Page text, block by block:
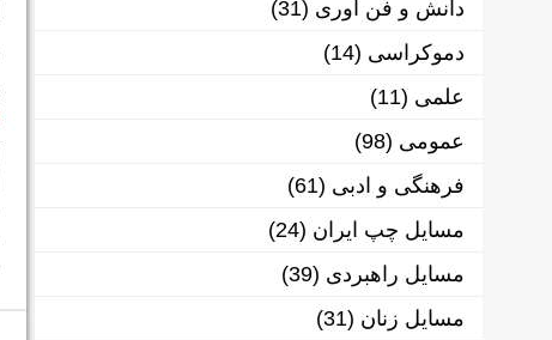
دانش و فن آوری (31)
دموکراسی (14)
علمی (11)
عمومی (98)
فرهنگی و ادبی (61)
مسایل چپ ایران (24)
مسایل راهبردی (39)
مسایل زنان (31)